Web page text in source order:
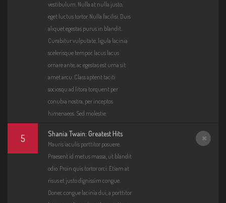
vestibulum. Nulla at nulla justo,
eget luctus tortor. Nulla facilisi. Duis
aliquet egestas purus in blandit.
Curabitur vulputate, ligula lacinia
scelerisque tempor, lacus lacus
ornare ante, ac egestas est urna sit
amet arcu. Class aptent taciti
sociosqu ad litora torquent per
conubia nostra, per inceptos
himenaeos. Sed molestie.
5 Shania Twain: Greatest Hits
Mauris iaculis porttitor posuere.
Praesent id metus massa, ut blandit
odio. Proin quis tortor orci. Etiam at
risus et justo dignissim congue.
Donec congue lacinia dui, a porttitor